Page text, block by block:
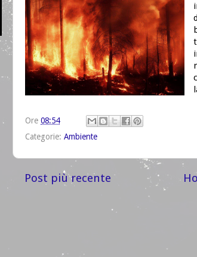
Ore 08:54
Categorie: Ambiente
Post più recente